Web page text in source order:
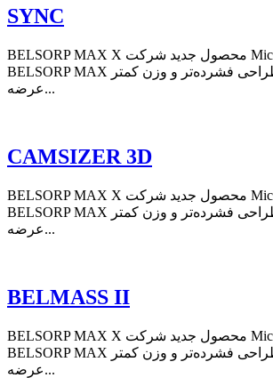
SYNC
BELSORP MAX X محصول جدید شرکت Microtrac در سری
BELSORP MAX است که با طراحی فشرده‌تر و وزن کمتر
عرضه...
CAMSIZER 3D
BELSORP MAX X محصول جدید شرکت Microtrac در سری
BELSORP MAX است که با طراحی فشرده‌تر و وزن کمتر
عرضه...
BELMASS II
BELSORP MAX X محصول جدید شرکت Microtrac در سری
BELSORP MAX است که با طراحی فشرده‌تر و وزن کمتر
عرضه...